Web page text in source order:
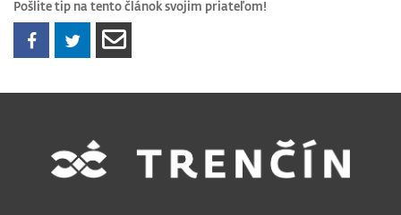
Pošlite tip na tento článok svojim priateľom!